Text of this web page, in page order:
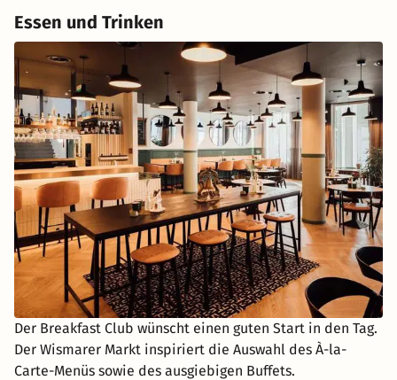
Essen und Trinken
Der Breakfast Club wünscht einen guten Start in den Tag.
Der Wismarer Markt inspiriert die Auswahl des À-la-
Carte-Menüs sowie des ausgiebigen Buffets.